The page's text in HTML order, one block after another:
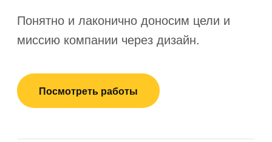
Понятно и лаконично доносим цели и
миссию компании через дизайн.
Посмотреть работы